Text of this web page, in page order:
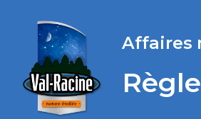
Affaires